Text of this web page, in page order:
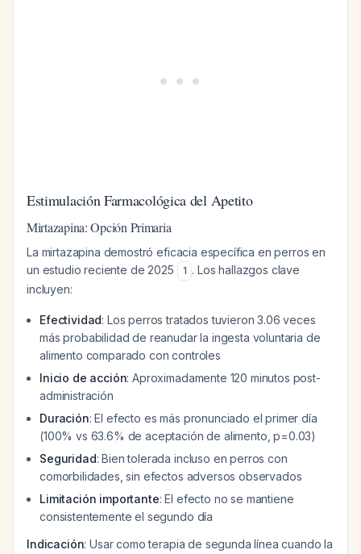
Estimulación Farmacológica del Apetito
Mirtazapina: Opción Primaria
La mirtazapina demostró eficacia específica en perros en
un estudio reciente de 2025
1 . Los hallazgos clave
incluyen:
Efectividad: Los perros tratados tuvieron 3.06 veces
más probabilidad de reanudar la ingesta voluntaria de
alimento comparado con controles
Inicio de acción: Aproximadamente 120 minutos post-
administración
Duración: El efecto es más pronunciado el primer día
(100% vs 63.6% de aceptación de alimento, p=0.03)
Seguridad: Bien tolerada incluso en perros con
comorbilidades, sin efectos adversos observados
Limitación importante: El efecto no se mantiene
consistentemente el segundo día
Indicación: Usar como terapia de segunda línea cuando la